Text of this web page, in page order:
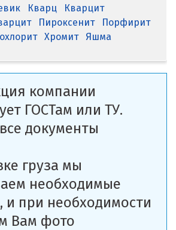
Кварц
Кварцит
Пироксенит
Порфирит
Хромит Яшма
компании
ГОСТам или ТУ.
документы
груза мы
необходимые
и при необходимости
Вам фото